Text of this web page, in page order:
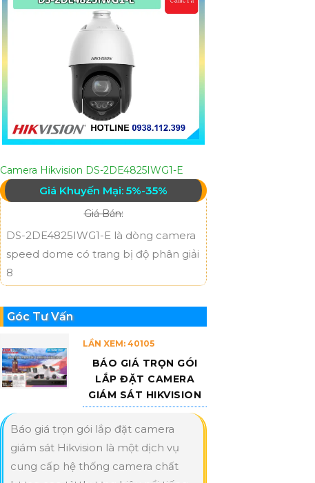
Camera Hikvision DS-2DE4825IWG1-E
Giá Khuyến Mại: 5%-35%
Giá Bán:
DS-2DE4825IWG1-E là dòng camera
speed dome có trang bị độ phân giải
8
Góc Tư Vấn
LẦN XEM: 40105
BÁO GIÁ TRỌN GÓI
LẮP ĐẶT CAMERA
GIÁM SÁT HIKVISION
Báo giá trọn gói lắp đặt camera
giám sát Hikvision là một dịch vụ
cung cấp hệ thống camera chất